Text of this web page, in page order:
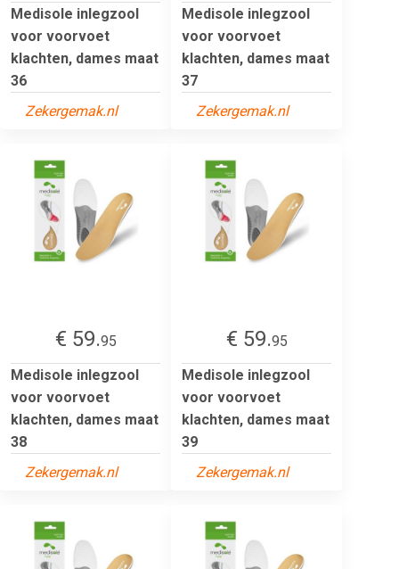
Medisole inlegzool
voor voorvoet
klachten, dames maat
36
Zekergemak.nl
Medisole inlegzool
voor voorvoet
klachten, dames maat
37
Zekergemak.nl
€ 59.95
Medisole inlegzool
voor voorvoet
klachten, dames maat
38
Zekergemak.nl
€ 59.95
Medisole inlegzool
voor voorvoet
klachten, dames maat
39
Zekergemak.nl